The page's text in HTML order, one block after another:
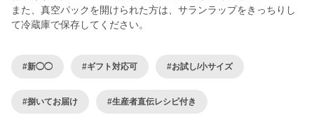
また、真空パックを開けられた方は、サランラップをきっちりし
て冷蔵庫で保存してください。
#新◯◯ #ギフト対応可 #お試し/小サイズ
#捌いてお届け #生産者直伝レシピ付き